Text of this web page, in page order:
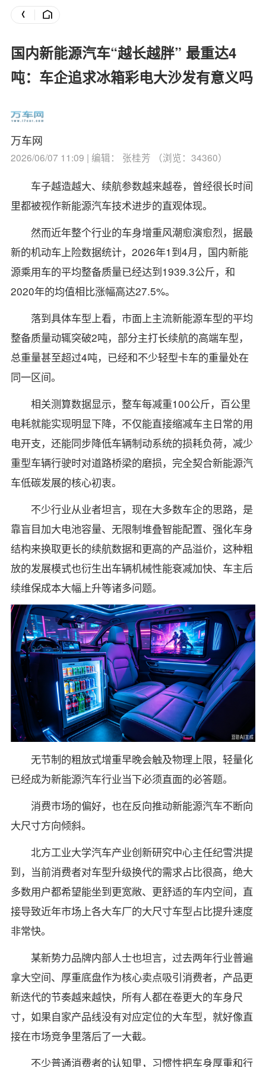
国内新能源汽车“越长越胖” 最重达4
吨：车企追求冰箱彩电大沙发有意义吗
万车网
2026/06/07 11:09 | 编辑： 张桂芳 （浏览：34360）
车子越造越大、续航参数越来越卷，曾经很长时间
里都被视作新能源汽车技术进步的直观体现。
然而近年整个行业的车身增重风潮愈演愈烈，据最
新的机动车上险数据统计，2026年1到4月，国内新能
源乘用车的平均整备质量已经达到1939.3公斤，和
2020年的均值相比涨幅高达27.5%。
落到具体车型上看，市面上主流新能源车型的平均
整备质量动辄突破2吨，部分主打长续航的高端车型，
总重量甚至超过4吨，已经和不少轻型卡车的重量处在
同一区间。
相关测算数据显示，整车每减重100公斤，百公里
电耗就能实现明显下降，不仅能直接缩减车主日常的用
电开支，还能同步降低车辆制动系统的损耗负荷，减少
重型车辆行驶时对道路桥梁的磨损，完全契合新能源汽
车低碳发展的核心初衷。
不少行业从业者坦言，现在大多数车企的思路，是
靠盲目加大电池容量、无限制堆叠智能配置、强化车身
结构来换取更长的续航数据和更高的产品溢价，这种粗
放的发展模式也衍生出车辆机械性能衰减加快、车主后
续维保成本大幅上升等诸多问题。
无节制的粗放式增重早晚会触及物理上限，轻量化
已经成为新能源汽车行业当下必须直面的必答题。
消费市场的偏好，也在反向推动新能源汽车不断向
大尺寸方向倾斜。
北方工业大学汽车产业创新研究中心主任纪雪洪提
到，当前消费者对车型升级换代的需求占比很高，绝大
多数用户都希望能坐到更宽敞、更舒适的车内空间，直
接导致近年市场上各大车厂的大尺寸车型占比提升速度
非常快。
某新势力品牌内部人士也坦言，过去两年行业普遍
拿大空间、厚重底盘作为核心卖点吸引消费者，产品更
新迭代的节奏越来越快，所有人都在卷更大的车身尺
寸，如果自家产品线没有对应定位的大车型，就好像直
接在市场竞争里落后了一大截。
不少普通消费者的认知里，习惯性把车身厚重和行